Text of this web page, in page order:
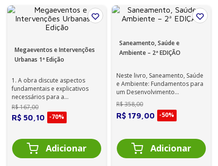
Megaeventos e Intervenções
Urbanas 1ª Edição
1. A obra discute aspectos
fundamentais e explicativos
necessários para a
compreensão da realização de
megaeventos como ...
R$167,00
R$ 50 10 -70%
Saneamento, Saúde e
Ambiente – 2ª EDIÇÃO
Neste livro, Saneamento, Saúde
e Ambiente: Fundamentos para
um Desenvolvimento
Sustentável, há o enfoque de
temas que ab...
R$358,00
R$ 179 00 -50%